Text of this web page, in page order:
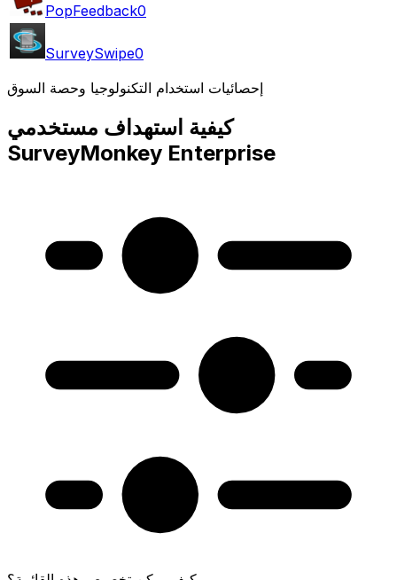
PopFeedback0
SurveySwipe0
إحصائيات استخدام التكنولوجيا وحصة السوق
كيفية استهداف مستخدمي
SurveyMonkey Enterprise